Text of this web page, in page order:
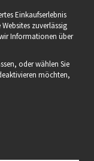
Einkaufserlebnis
zuverlässig
Informationen über
oder wählen Sie
möchten,